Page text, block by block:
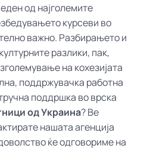
од најголемите
курсеви во
важно. Разбирањето и
разлики, пак,
на кохезијата
поддржувачка работна
поддршка во врска
од Украина? Ве
нашата агенција
ќе одговориме на